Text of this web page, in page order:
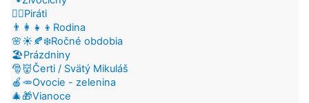
🏴‍☠️Piráti
👨‍👩‍👧‍👦Rodina
🌸☀️🍂❄️Ročné obdobia
🏖️Prázdniny
🎅👹Čerti / Svätý Mikuláš
🍎🥕Ovocie - zelenina
🎄🎁Vianoce